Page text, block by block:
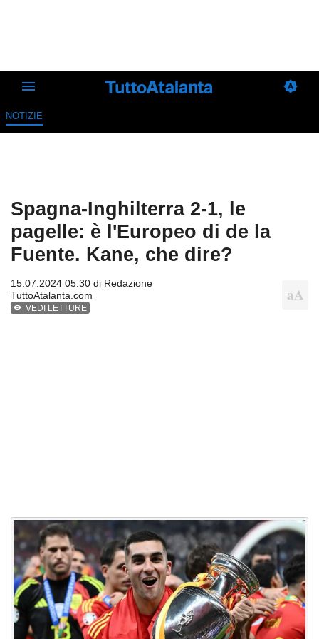
NOTIZIE
Spagna-Inghilterra 2-1, le
pagelle: è l'Europeo di de la
Fuente. Kane, che dire?
15.07.2024 05:30 di Redazione
TuttoAtalanta.com
VEDI LETTURE